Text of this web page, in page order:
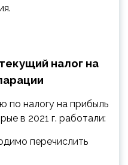
налог на
по налогу на прибыль
в 2021 г. работали:
перечислить